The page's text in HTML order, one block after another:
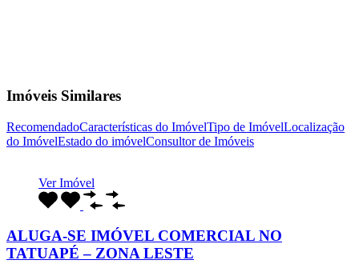
Imóveis Similares
RecomendadoCaracterísticas do ImóvelTipo de ImóvelLocalização
do ImóvelEstado do imóvelConsultor de Imóveis
Ver Imóvel
ALUGA-SE IMÓVEL COMERCIAL NO
TATUAPÉ – ZONA LESTE